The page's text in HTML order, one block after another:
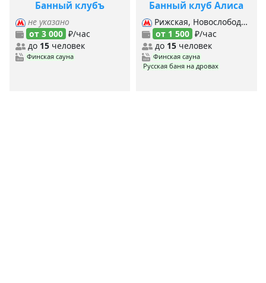
Банный клубъ
не указано
от 3 000 ₽/час
до 15 человек
Финская сауна
Банный клуб Алиса
Рижская, Новослободская, Марьина роща,
от 1 500 ₽/час
до 15человек
Финская сауна
Русская баня на дровах